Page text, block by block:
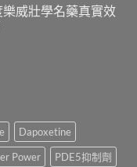
威壯學名藥真實效
Dapoxetine
Power
PDE5抑制劑